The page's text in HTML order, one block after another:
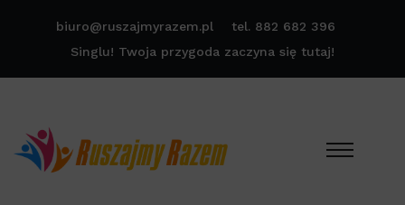
biuro@ruszajmyrazem.pl
tel. 882 682 396
Singlu! Twoja przygoda zaczyna się tutaj!